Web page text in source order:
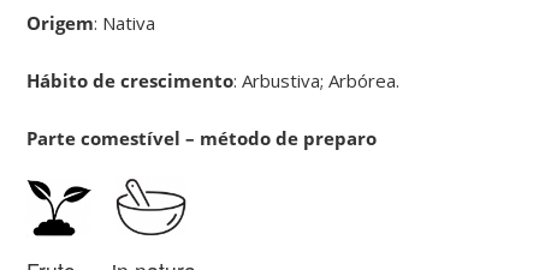
Origem: Nativa
Hábito de crescimento: Arbustiva; Arbórea.
Parte comestível – método de preparo